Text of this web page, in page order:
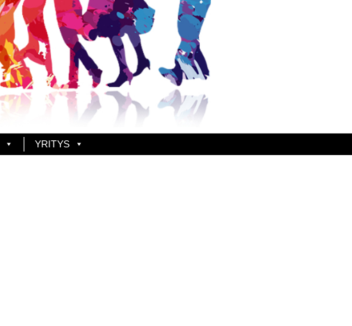
YRITYS